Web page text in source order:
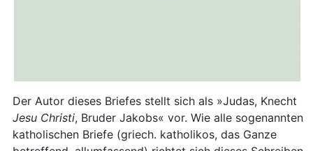
Der Autor dieses Briefes stellt sich als »Judas, Knecht
Jesu Christi, Bruder Jakobs« vor. Wie alle sogenannten
katholischen Briefe (griech. katholikos, das Ganze